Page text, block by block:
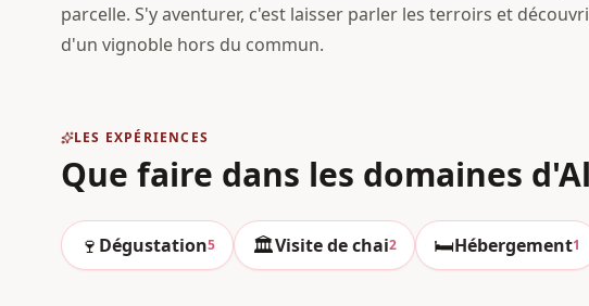
parcelle. S'y aventurer, c'est laisser parler les terroirs et
d'un vignoble hors du commun.
LES EXPÉRIENCES
Que faire dans les domaines
🍷 Dégustation5 🏛️Visite de chai2 🛏️Hébergement1